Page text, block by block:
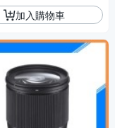
加入購物車